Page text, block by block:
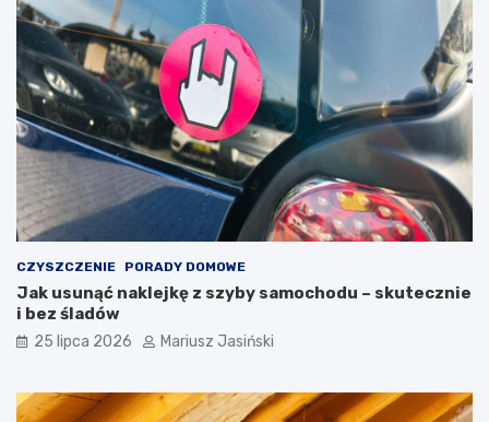
CZYSZCZENIE PORADY DOMOWE
Jak usunąć naklejkę z szyby samochodu – skutecznie
i bez śladów
25 lipca 2026 Mariusz Jasiński